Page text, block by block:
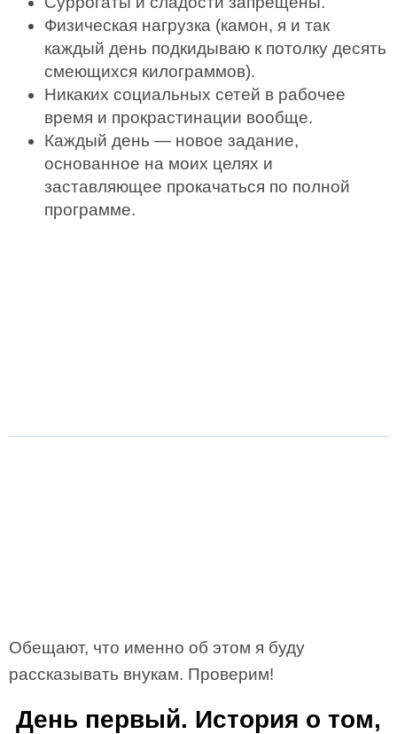
Физическая нагрузка (камон, я и так
каждый день подкидываю к потолку десять
смеющихся килограммов).
Никаких социальных сетей в рабочее
время и прокрастинации вообще.
Каждый день — новое задание,
основанное на моих целях и
заставляющее прокачаться по полной
программе.
Обещают, что именно об этом я буду
рассказывать внукам. Проверим!
День первый. История о том,